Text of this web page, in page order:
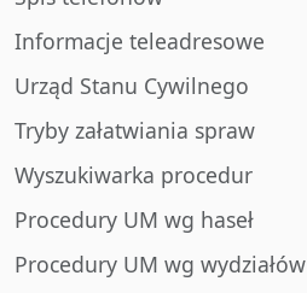
Informacje teleadresowe
Urząd Stanu Cywilnego
Tryby załatwiania spraw
Wyszukiwarka procedur
Procedury UM wg haseł
Procedury UM wg wydziałów